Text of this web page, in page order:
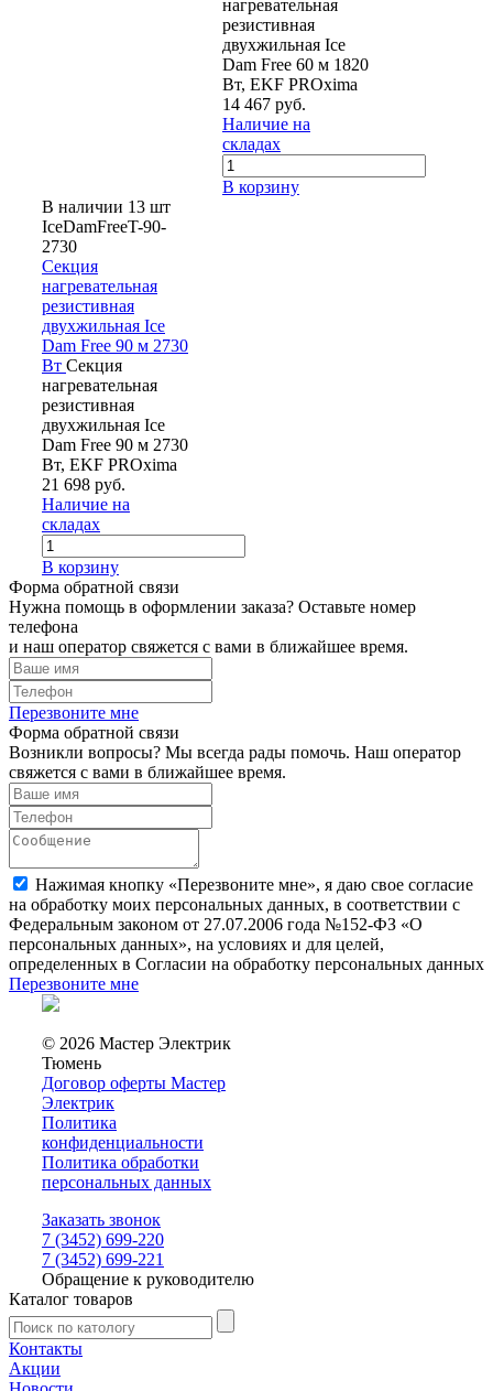
нагревательная
резистивная
двухжильная Ice
Dam Free 60 м 1820
Вт, EKF PROxima
14 467 руб.
Наличие на
складах
В корзину
В наличии 13 шт
IceDamFreeT-90-
2730
Секция
нагревательная
резистивная
двухжильная Ice
Dam Free 90 м 2730
Вт Секция
нагревательная
резистивная
двухжильная Ice
Dam Free 90 м 2730
Вт, EKF PROxima
21 698 руб.
Наличие на
складах
В корзину
Форма обратной связи
Нужна помощь в оформлении заказа? Оставьте номер
телефона
и наш оператор свяжется с вами в ближайшее время.
Перезвоните мне
Форма обратной связи
Возникли вопросы? Мы всегда рады помочь. Наш оператор
свяжется с вами в ближайшее время.
Нажимая кнопку «Перезвоните мне», я даю свое согласие
на обработку моих персональных данных, в соответствии с
Федеральным законом от 27.07.2006 года №152-ФЗ «О
персональных данных», на условиях и для целей,
определенных в Согласии на обработку персональных данных
Перезвоните мне
© 2026 Мастер Электрик
Тюмень
Договор оферты Мастер
Электрик
Политика
конфиденциальности
Политика обработки
персональных данных
Заказать звонок
7 (3452) 699-220
7 (3452) 699-221
Обращение к руководителю
Каталог товаров
Контакты
Акции